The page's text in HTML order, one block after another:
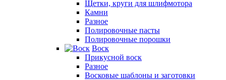
Щетки, круги для шлифмотора
Камни
Разное
Полировочные пасты
Полировочные порошки
Воск
Прикусной воск
Разное
Восковые шаблоны и заготовки